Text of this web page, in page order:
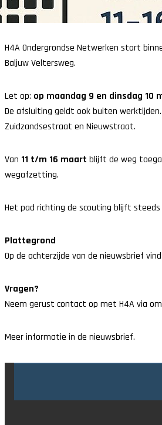
H4A Ondergrondse Netwerken start
Baljuw Veltersweg.
Let op: op maandag 9 en dinsdag 10
De afsluiting geldt ook buiten
Zuidzandsestraat en Nieuwstraat.
Van 11 t/m 16 maart blijft de weg
wegafzetting.
Het pad richting de scouting blijft
Plattegrond
Op de achterzijde van de nieuwsbrief
Vragen?
Neem gerust contact op met H4A via
Meer informatie in de nieuwsbrief.